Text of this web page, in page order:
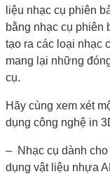
liệu nhạc cụ phiên
bằng nhạc cụ phiên
tạo ra các loại nhạc
mang lại những
cụ.
Hãy cùng xem xét
dụng công nghệ in
– Nhạc cụ dành
dụng vật liệu nhựa